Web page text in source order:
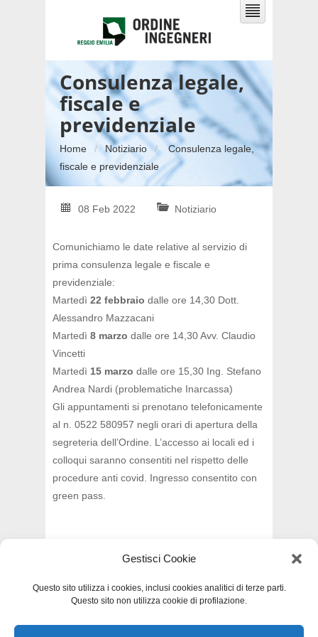
Gestisci Cookie
Questo sito utilizza i cookies, inclusi cookies analitici di terze parti.
Questo sito non utilizza cookie di profilazione.
Consulenza legale,
fiscale e
previdenziale
Home Notiziario
Consulenza legale,
fiscale e previdenziale
08 Feb 2022 Notiziario
Comunichiamo le date relative al servizio di
prima consulenza legale e fiscale e
previdenziale:
Martedì 22 febbraio dalle ore 14,30 Dott.
Alessandro Mazzacani
Martedì 8 marzo dalle ore 14,30 Avv. Claudio
Vincetti
Martedì 15 marzo dalle ore 15,30 Ing. Stefano
Andrea Nardi (problematiche Inarcassa)
Gli appuntamenti si prenotano telefonicamente
al n. 0522 580957 negli orari di apertura della
segreteria dell’Ordine. L’accesso ai locali ed i
colloqui saranno consentiti nel rispetto delle
procedure anti covid. Ingresso consentito con
green pass.